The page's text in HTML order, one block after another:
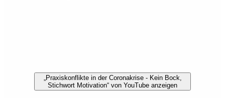
„Praxiskonflikte in der Coronakrise - Kein Bock,
Stichwort Motivation“ von YouTube anzeigen